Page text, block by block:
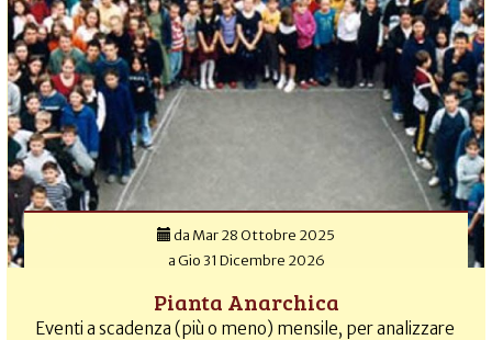
da Mar 28 Ottobre 2025
aGio 31 Dicembre 2026
Pianta Anarchica
Eventi a scadenza (più o meno) mensile, per analizzare